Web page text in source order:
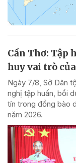
Cần Thơ: Tập
huy vai trò
Ngày 7/8, Sở Dân
nghị tập huấn, bồi
tín trong đồng bào
năm 2026.